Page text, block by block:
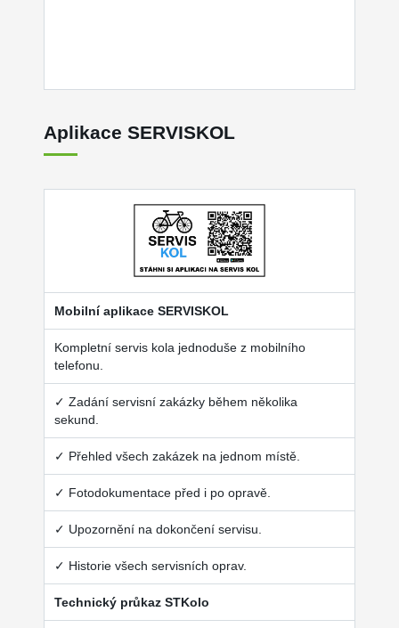
Aplikace SERVISKOL
Mobilní aplikace SERVISKOL
Kompletní servis kola jednoduše z mobilního
telefonu.
✓ Zadání servisní zakázky během několika
sekund.
✓ Přehled všech zakázek na jednom místě.
✓ Fotodokumentace před i po opravě.
✓ Upozornění na dokončení servisu.
✓ Historie všech servisních oprav.
Technický průkaz STKolo